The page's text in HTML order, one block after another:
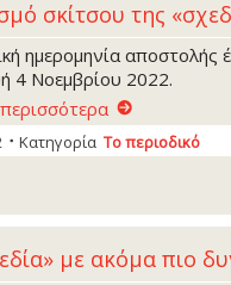
σκίτσου της
ημερομηνία αποστολής
4 Νοεμβρίου 2022.
Κατηγορία Το περιοδικό
με ακόμα πιο